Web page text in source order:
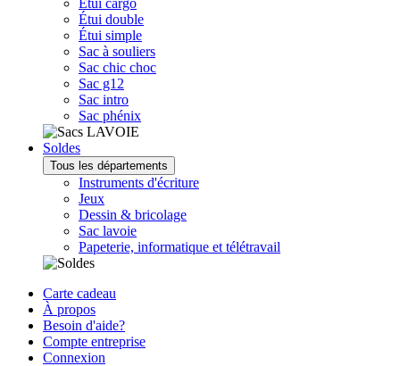
Étui cargo
Étui double
Étui simple
Sac à souliers
Sac chic choc
Sac g12
Sac intro
Sac phénix
Soldes
Tous les départements
Instruments d'écriture
Jeux
Dessin & bricolage
Sac lavoie
Papeterie, informatique et télétravail
Carte cadeau
À propos
Besoin d'aide?
Compte entreprise
Connexion